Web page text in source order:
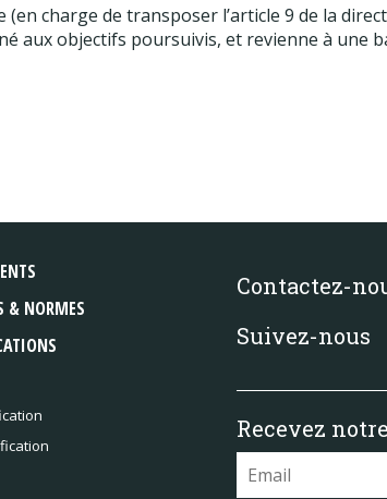
charge de transposer l’article 9 de la
aux objectifs poursuivis, et revienne à une
& NORMES
Contactez-
Suivez-nous
Recevez